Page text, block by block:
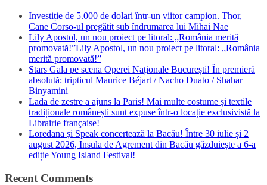
Investiție de 5.000 de dolari într-un viitor campion. Thor,
Cane Corso-ul pregătit sub îndrumarea lui Mihai Nae
Lily Apostol, un nou proiect pe litoral: „România merită
promovată!”Lily Apostol, un nou proiect pe litoral: „România
merită promovată!”
Stars Gala pe scena Operei Naționale București! În premieră
absolută: tripticul Maurice Béjart / Nacho Duato / Shahar
Binyamini
Lada de zestre a ajuns la Paris! Mai multe costume și textile
tradiționale românești sunt expuse într-o locație exclusivistă la
Librairie française!
Loredana și Speak concertează la Bacău! Între 30 iulie și 2
august 2026, Insula de Agrement din Bacău găzduiește a 6-a
ediție Young Island Festival!
Recent Comments